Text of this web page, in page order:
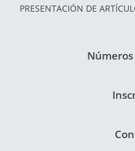
PRESENTACIÓN DE